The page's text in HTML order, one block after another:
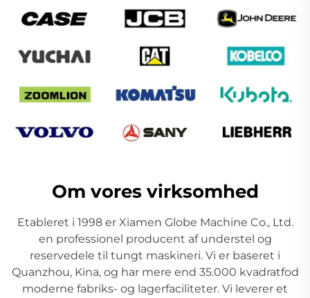
Om vores virksomhed
Etableret i 1998 er Xiamen Globe Machine Co., Ltd.
en professionel producent af understel og
reservedele til tungt maskineri. Vi er baseret i
Quanzhou, Kina, og har mere end 35.000 kvadratfod
moderne fabriks- og lagerfaciliteter. Vi leverer et